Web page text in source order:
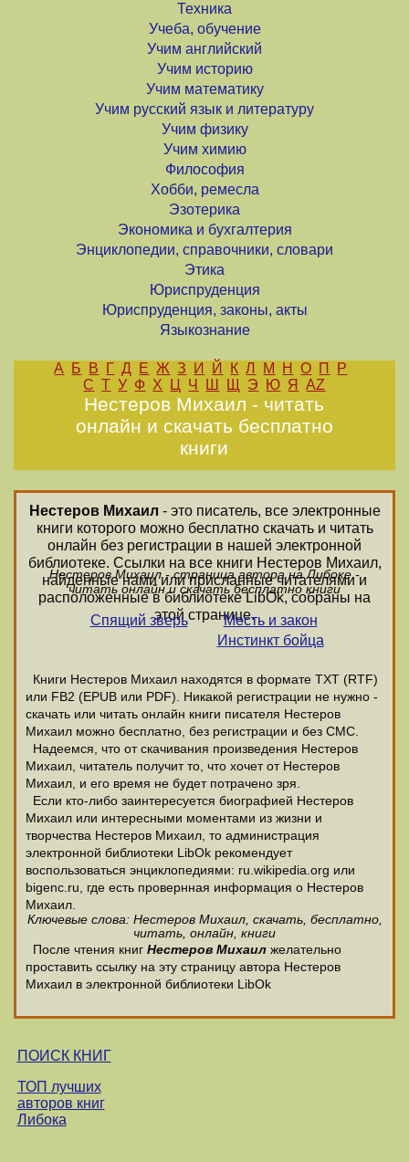
Техника
Учеба, обучение
Учим английский
Учим историю
Учим математику
Учим русский язык и литературу
Учим физику
Учим химию
Философия
Хобби, ремесла
Эзотерика
Экономика и бухгалтерия
Энциклопедии, справочники, словари
Этика
Юриспруденция
Юриспруденция, законы, акты
Языкознание
А Б В Г Д Е Ж З И Й К Л М Н О П
Р
С Т У Ф Х Ц Ч Ш Щ Э Ю Я AZ
Нестеров Михаил - читать
онлайн и скачать бесплатно
книги
Нестеров Михаил - это писатель, все электронные
книги которого можно бесплатно скачать и читать
онлайн без регистрации в нашей электронной
библиотеке. Ссылки на все книги Нестеров Михаил,
найденные нами или присланные читателями и
расположенные в библиотеке LibOk, собраны на
этой странице.
Нестеров Михаил - страница автора на Либоке -
читать онлайн и скачать бесплатно книги
Спящий зверь
Месть и закон
Инстинкт бойца
Книги Нестеров Михаил находятся в формате ТХТ (RTF)
или FB2 (EPUB или PDF). Никакой регистрации не нужно -
скачать или читать онлайн книги писателя Нестеров
Михаил можно бесплатно, без регистрации и без СМС.
Надеемся, что от скачивания произведения Нестеров
Михаил, читатель получит то, что хочет от Нестеров
Михаил, и его время не будет потрачено зря.
Если кто-либо заинтересуется биографией Нестеров
Михаил или интересными моментами из жизни и
творчества Нестеров Михаил, то администрация
электронной библиотеки LibOk рекомендует
воспользоваться энциклопедиями: ru.wikipedia.org или
bigenc.ru, где есть провернная информация о Нестеров
Михаил.
Ключевые слова: Нестеров Михаил, скачать, бесплатно,
читать, онлайн, книги
После чтения книг Нестеров Михаил желательно
проставить ссылку на эту страницу автора Нестеров
Михаил в электронной библиотеки LibOk
ПОИСК КНИГ
ТОП лучших
авторов книг
Либока